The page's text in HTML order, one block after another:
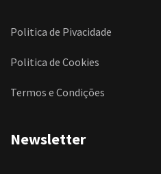
Politica de Pivacidade
Politica de Cookies
Termos e Condições
Newsletter